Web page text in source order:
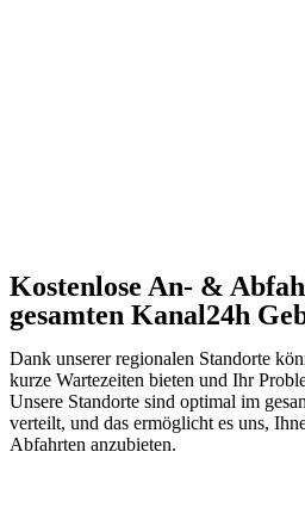
Kostenlose An- &
gesamten Kanal24h
Dank unserer regionalen Standorte
kurze Wartezeiten bieten und Ihr
Unsere Standorte sind optimal im
verteilt, und das ermöglicht es uns,
Abfahrten anzubieten.